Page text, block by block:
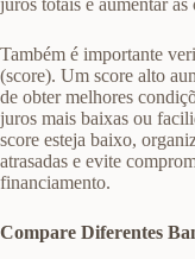
Também é importante
(score). Um score alto
de obter melhores
juros mais baixas ou
score esteja baixo,
atrasadas e evite
financiamento.
Compare Diferentes